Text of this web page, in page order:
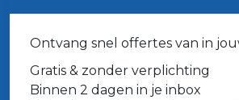
Ontvang snel offertes van in
Gratis & zonder verplichting
Binnen 2 dagen in je inbox